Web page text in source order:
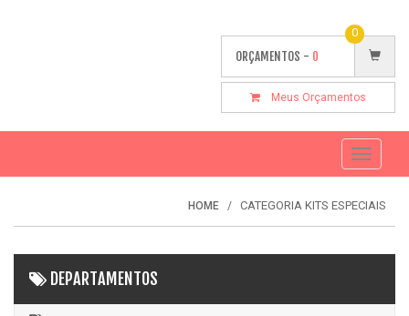
ORÇAMENTOS - 0
0
Meus Orçamentos
Toggle
HOME CATEGORIA KITS ESPECIAIS
DEPARTAMENTOS